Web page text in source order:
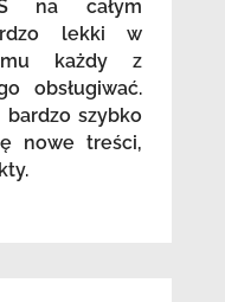
na całym
lekki w
każdy z
obsługiwać.
bardzo szybko
nowe treści,